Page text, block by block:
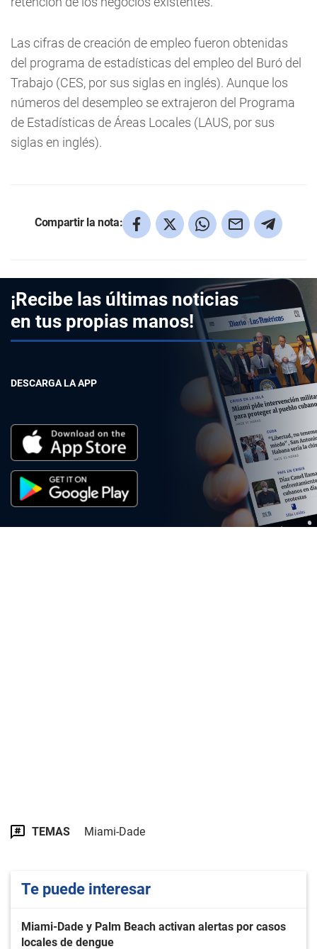
Las cifras de creación de empleo fueron obtenidas
del programa de estadísticas del empleo del Buró del
Trabajo (CES, por sus siglas en inglés). Aunque los
números del desempleo se extrajeron del Programa
de Estadísticas de Áreas Locales (LAUS, por sus
siglas en inglés).
Compartir la nota:
¡Recibe las últimas noticias
en tus propias manos!
DESCARGA LA APP
TEMAS Miami-Dade
Te puede interesar
Miami-Dade y Palm Beach activan alertas por casos
locales de dengue